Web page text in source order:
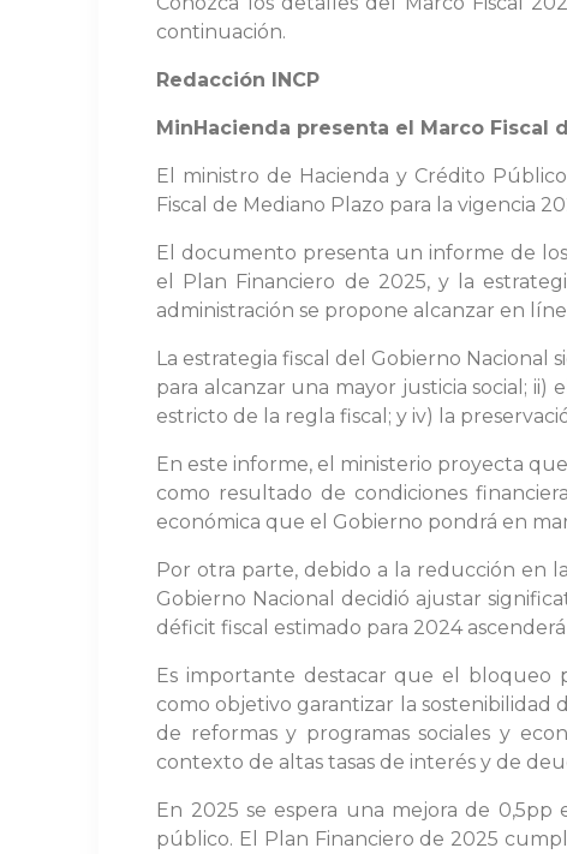
continuación.
Redacción INCP
MinHacienda presenta el Marco Fiscal
El ministro de Hacienda y Crédito
Fiscal de Mediano Plazo para la vigencia
El documento presenta un informe de
el Plan Financiero de 2025, y la
administración se propone alcanzar en
La estrategia fiscal del Gobierno Nacional
para alcanzar una mayor justicia social;
estricto de la regla fiscal; y iv) la
En este informe, el ministerio proyecta
como resultado de condiciones
económica que el Gobierno pondrá en
Por otra parte, debido a la reducción en
Gobierno Nacional decidió ajustar
déficit fiscal estimado para 2024
Es importante destacar que el bloqueo
como objetivo garantizar la sostenibilidad
de reformas y programas sociales y
contexto de altas tasas de interés y de
En 2025 se espera una mejora de
público. El Plan Financiero de 2025